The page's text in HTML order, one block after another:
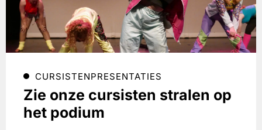
CURSISTENPRESENTATIES
Zie onze cursisten stralen op
het podium